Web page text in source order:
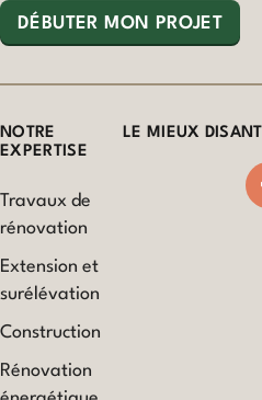
DÉBUTER MON PROJET
NOTRE
EXPERTISE
Travaux de
rénovation
Extension et
surélévation
Construction
Rénovation
LE MIEUX DISANT